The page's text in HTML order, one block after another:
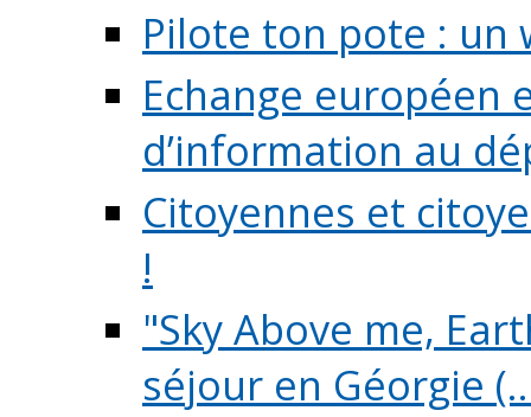
Pilote ton pote : un
Echange européen
d’information au
Citoyennes et
!
"Sky Above me,
séjour en Géorgie